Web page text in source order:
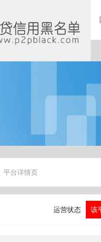
平台详情页
运营状态 该